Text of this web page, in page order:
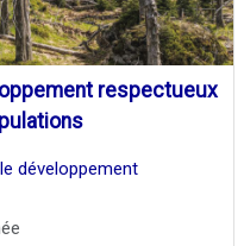
respectueux
développement